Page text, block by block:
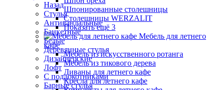
Шпонированные столешницы
Столешницы WERZALIT
Показать ещё 3
Мебель для летнего
кафе
Мебель из искусственного ротанга
Мебель из тикового дерева
Диваны для летнего кафе
Кресла для летнего кафе
Назад
Стулья
Антивандальные
Банкетные
Белые
Деревянные стулья
Дизайнерские
Лофт
С подлокотниками
Барные стулья